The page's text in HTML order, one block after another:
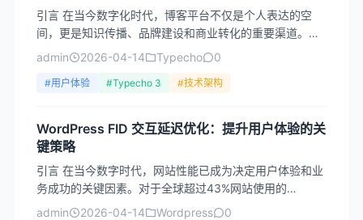
引言 在当今数字化时代，博客平台不仅是个人表达的空
间，更是知识传播、品牌建设和商业转化的重要渠道。
Typecho作为一款轻量级、高性能的开源博客系统，在1.3
admin 2026-04-14 Typecho 0
#用户体验 #Typecho 3 #技术架构
WordPress FID 交互延迟优化：提升用户体验的关
键策略
引言 在当今数字时代，网站性能已成为决定用户体验和业
务成功的关键因素。对于全球超过43%网站使用的
WordPress平台而言，性能优化尤为重要。在众多性能指
admin 2026-04-14 Wordpress 0